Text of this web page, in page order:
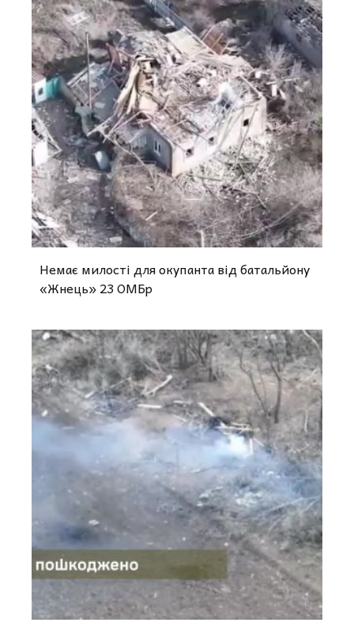
Немає милості для окупанта від батальйону
«Жнець» 23 ОМБр